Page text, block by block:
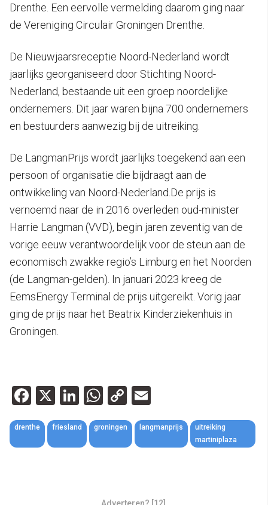
Drenthe. Een eervolle vermelding daarom ging naar
de Vereniging Circulair Groningen Drenthe.
De Nieuwjaarsreceptie Noord-Nederland wordt
jaarlijks georganiseerd door Stichting Noord-
Nederland, bestaande uit een groep noordelijke
ondernemers. Dit jaar waren bijna 700 ondernemers
en bestuurders aanwezig bij de uitreiking.
De LangmanPrijs wordt jaarlijks toegekend aan een
persoon of organisatie die bijdraagt aan de
ontwikkeling van Noord-Nederland.De prijs is
vernoemd naar de in 2016 overleden oud-minister
Harrie Langman (VVD), begin jaren zeventig van de
vorige eeuw verantwoordelijk voor de steun aan de
economisch zwakke regio’s Limburg en het Noorden
(de Langman-gelden). In januari 2023 kreeg de
EemsEnergy Terminal de prijs uitgereikt. Vorig jaar
ging de prijs naar het Beatrix Kinderziekenhuis in
Groningen.
Facebook
X LinkedIn
WhatsApp
Copy
Link
drenthe friesland groningen langmanprijs
uitreiking
martiniplaza
Adverteren? [12]